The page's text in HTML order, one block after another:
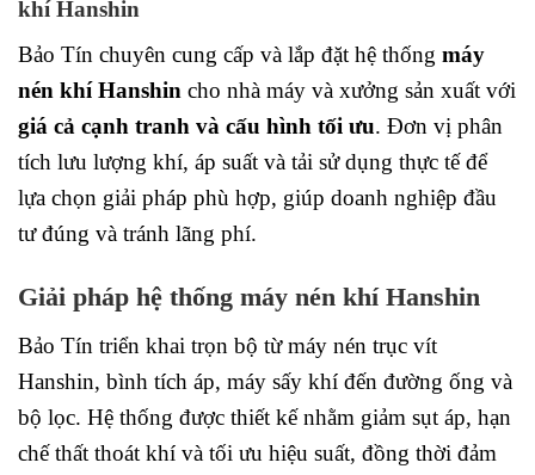
khí Hanshin
Bảo Tín chuyên cung cấp và lắp đặt hệ thống máy
nén khí Hanshin cho nhà máy và xưởng sản xuất với
giá cả cạnh tranh và cấu hình tối ưu. Đơn vị phân
tích lưu lượng khí, áp suất và tải sử dụng thực tế để
lựa chọn giải pháp phù hợp, giúp doanh nghiệp đầu
tư đúng và tránh lãng phí.
Giải pháp hệ thống máy nén khí Hanshin
Bảo Tín triển khai trọn bộ từ máy nén trục vít
Hanshin, bình tích áp, máy sấy khí đến đường ống và
bộ lọc. Hệ thống được thiết kế nhằm giảm sụt áp, hạn
chế thất thoát khí và tối ưu hiệu suất, đồng thời đảm